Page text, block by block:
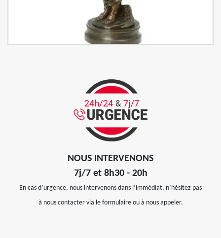
NOUS INTERVENONS
7j/7 et 8h30 - 20h
En cas d’urgence, nous intervenons dans l’immédiat, n’hésitez pas
à nous contacter via le formulaire ou à nous appeler.